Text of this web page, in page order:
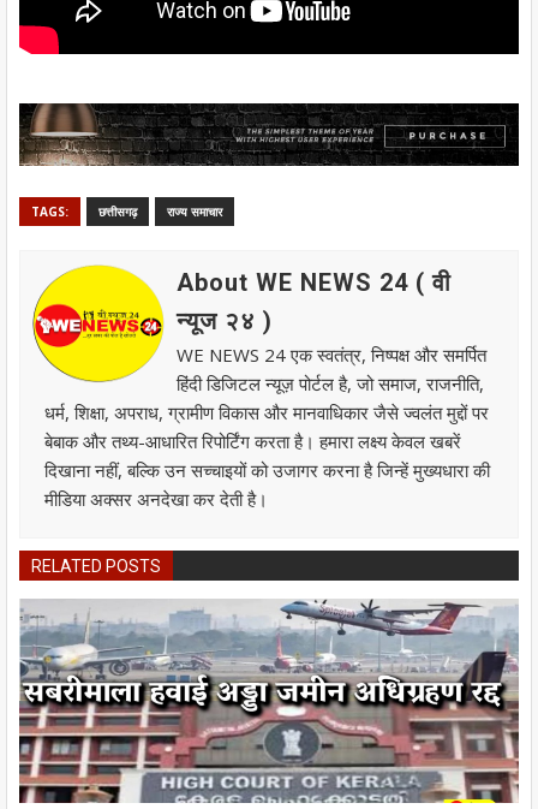
TAGS: छत्तीसगढ़ राज्य समाचार
About WE NEWS 24 ( वी
न्यूज २४ )
WE NEWS 24 एक स्वतंत्र, निष्पक्ष और समर्पित
हिंदी डिजिटल न्यूज़ पोर्टल है, जो समाज, राजनीति,
धर्म, शिक्षा, अपराध, ग्रामीण विकास और मानवाधिकार जैसे ज्वलंत मुद्दों पर
बेबाक और तथ्य-आधारित रिपोर्टिंग करता है। हमारा लक्ष्य केवल खबरें
दिखाना नहीं, बल्कि उन सच्चाइयों को उजागर करना है जिन्हें मुख्यधारा की
मीडिया अक्सर अनदेखा कर देती है।
RELATED POSTS